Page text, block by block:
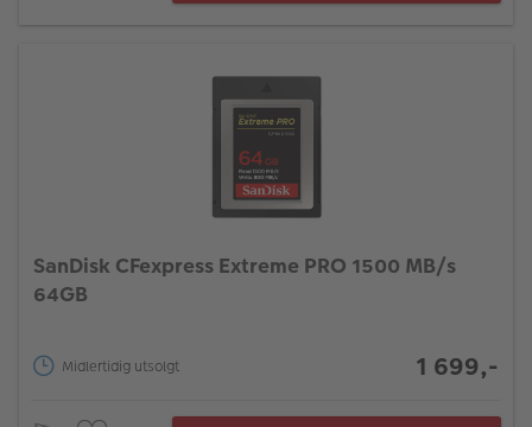
SanDisk CFexpress Extreme PRO 1500 MB/s
64GB
Midlertidig utsolgt 1 699,-